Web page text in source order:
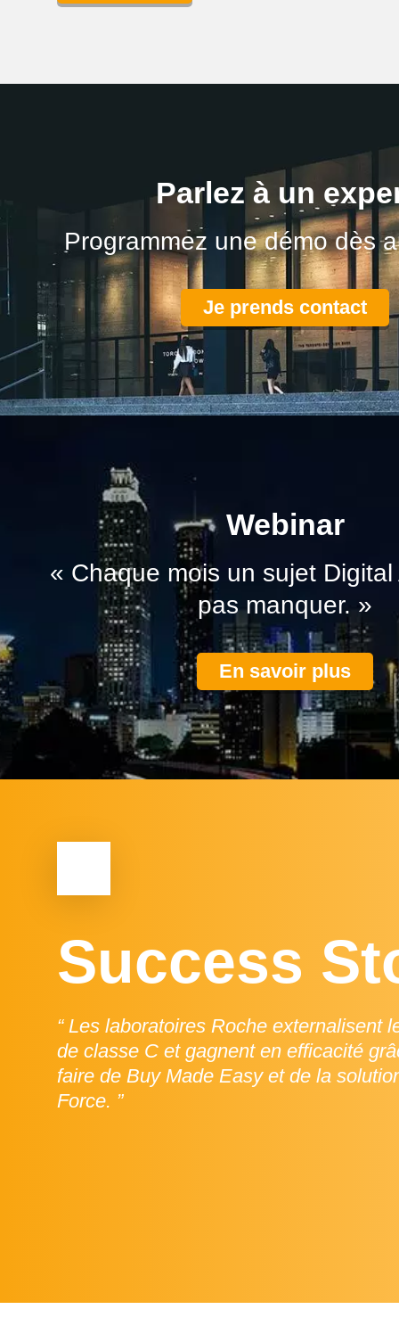
Parlez à un
Programmez une démo dès
Je prends contact
Webinar
« Chaque mois un sujet
pas manquer. »
En savoir plus
Success
“ Les laboratoires Roche externalisent
de classe C et gagnent en efficacité
faire de Buy Made Easy et de la
Force. ”